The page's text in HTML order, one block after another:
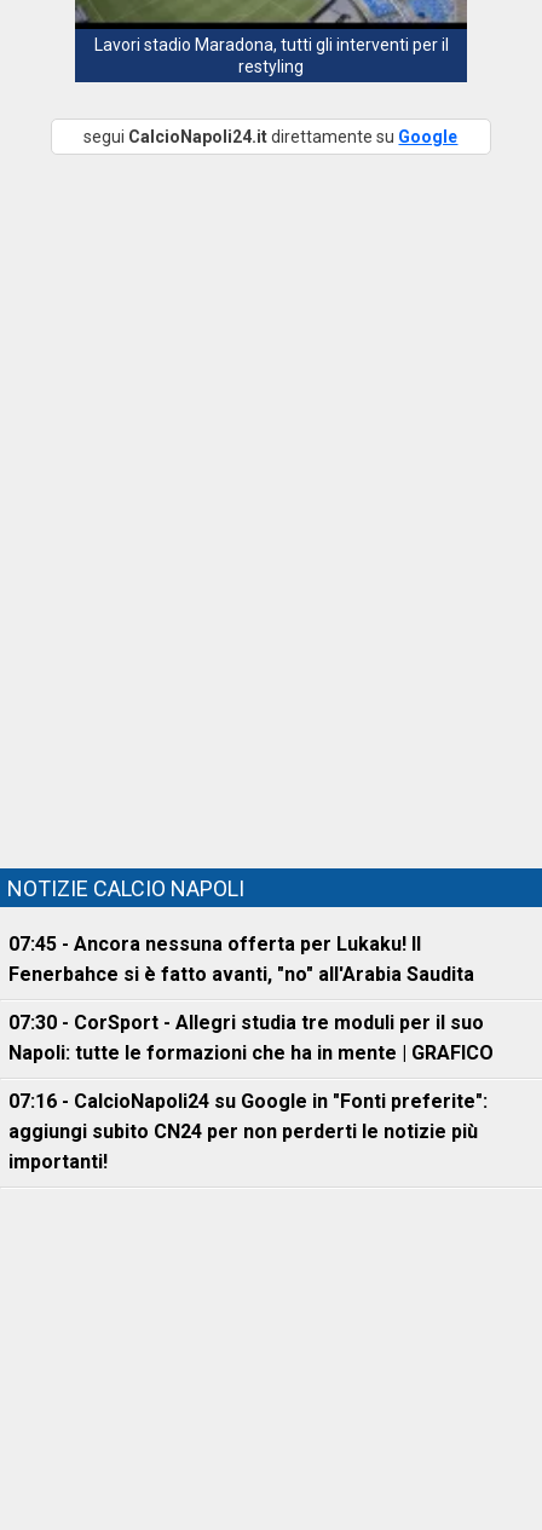
Lavori stadio Maradona, tutti gli interventi per il
restyling
segui CalcioNapoli24.itdirettamente su Google
NOTIZIE CALCIO NAPOLI
07:45 - Ancora nessuna offerta per Lukaku! Il
Fenerbahce si è fatto avanti, "no" all'Arabia Saudita
07:30 - CorSport - Allegri studia tre moduli per il suo
Napoli: tutte le formazioni che ha in mente | GRAFICO
07:16 - CalcioNapoli24 su Google in "Fonti preferite":
aggiungi subito CN24 per non perderti le notizie più
importanti!